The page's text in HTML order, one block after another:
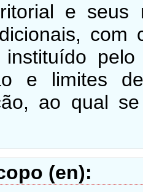
e seus
com
instituído
e limites
ao qual
(en)